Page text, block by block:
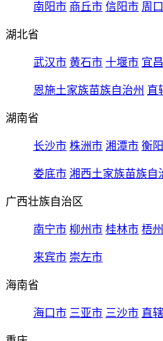
南阳市 商丘市 信阳市 周
湖北省
武汉市 黄石市 十堰市 宜
恩施土家族苗族自治州 直
湖南省
长沙市 株洲市 湘潭市 衡
娄底市 湘西土家族苗族自
广西壮族自治区
南宁市 柳州市 桂林市 梧
来宾市 崇左市
海南省
海口市 三亚市 三沙市 直